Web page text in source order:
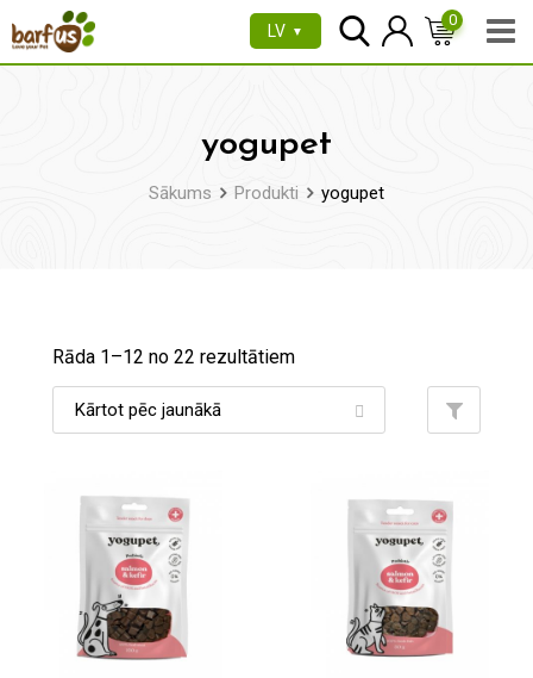
uz
LV ▼
0
yogupet
Sākums Produkti yogupet
Rāda 1–12 no 22 rezultātiem